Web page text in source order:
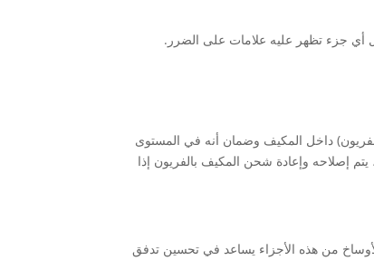
أي جزء تظهر عليه علامات على الضرر.
داخل المكيف وضمان أنه في المستوى
إصلاحه وإعادة شحن المكيف بالفريون إذا
من هذه الأجزاء يساعد في تحسين تدفق